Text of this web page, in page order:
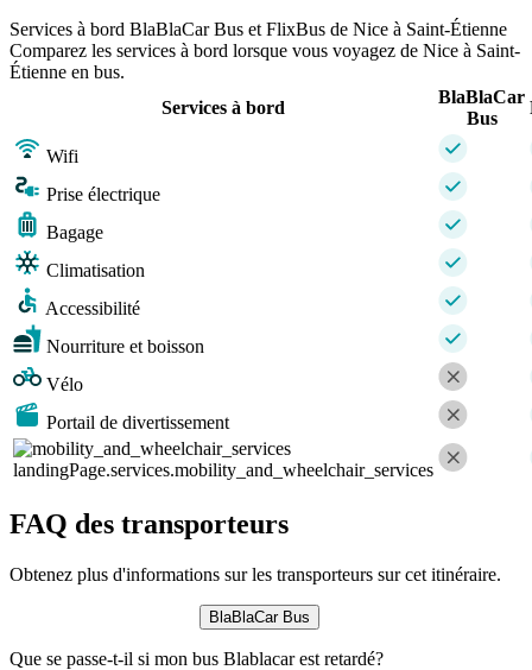
Services à bord BlaBlaCar Bus et FlixBus de Nice à Saint-Étienne
Comparez les services à bord lorsque vous voyagez de Nice à Saint-
Étienne en bus.
Services à bord
BlaBlaCar
Bus
Wifi
Prise électrique
Bagage
Climatisation
Accessibilité
Nourriture et boisson
Vélo
Portail de divertissement
landingPage.services.mobility_and_wheelchair_services
FAQ des transporteurs
Obtenez plus d'informations sur les transporteurs sur cet itinéraire.
BlaBlaCar Bus
Que se passe-t-il si mon bus Blablacar est retardé?